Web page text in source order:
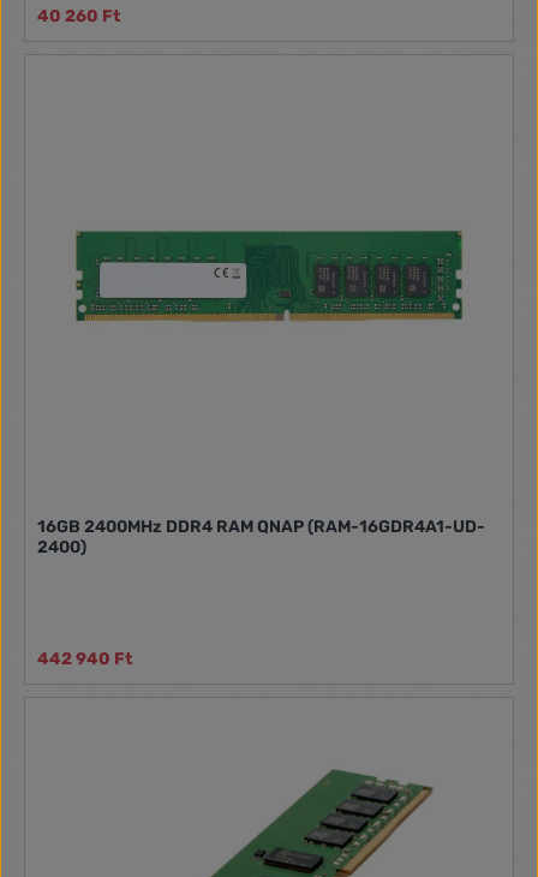
40 260 Ft
16GB 2400MHz DDR4 RAM QNAP (RAM-16GDR4A1-UD-
2400)
442 940 Ft